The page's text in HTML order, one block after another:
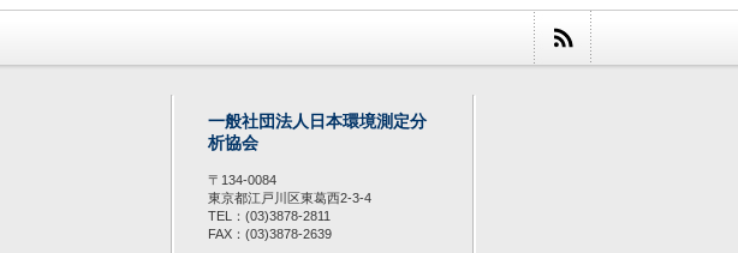
一般社団法人日本環境測定分
析協会
〒134-0084
東京都江戸川区東葛西2-3-4
TEL：(03)3878-2811
FAX：(03)3878-2639